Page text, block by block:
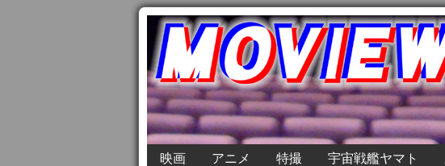
映画 アニメ 特撮 宇宙戦艦ヤマト